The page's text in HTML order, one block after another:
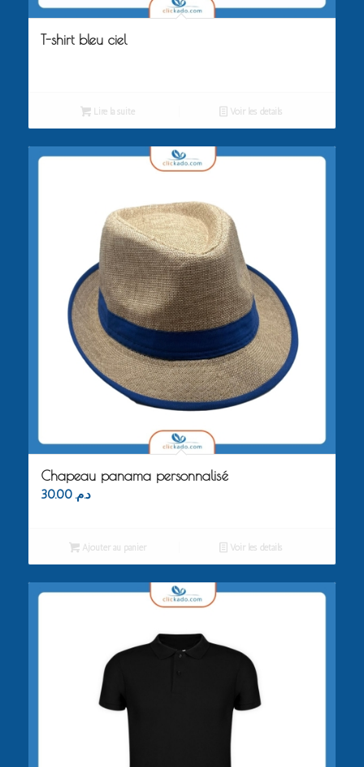
T-shirt bleu ciel
Lire la suite Voir les détails
Chapeau panama personnalisé
د.م. 30.00
Ajouter au panier Voir les détails